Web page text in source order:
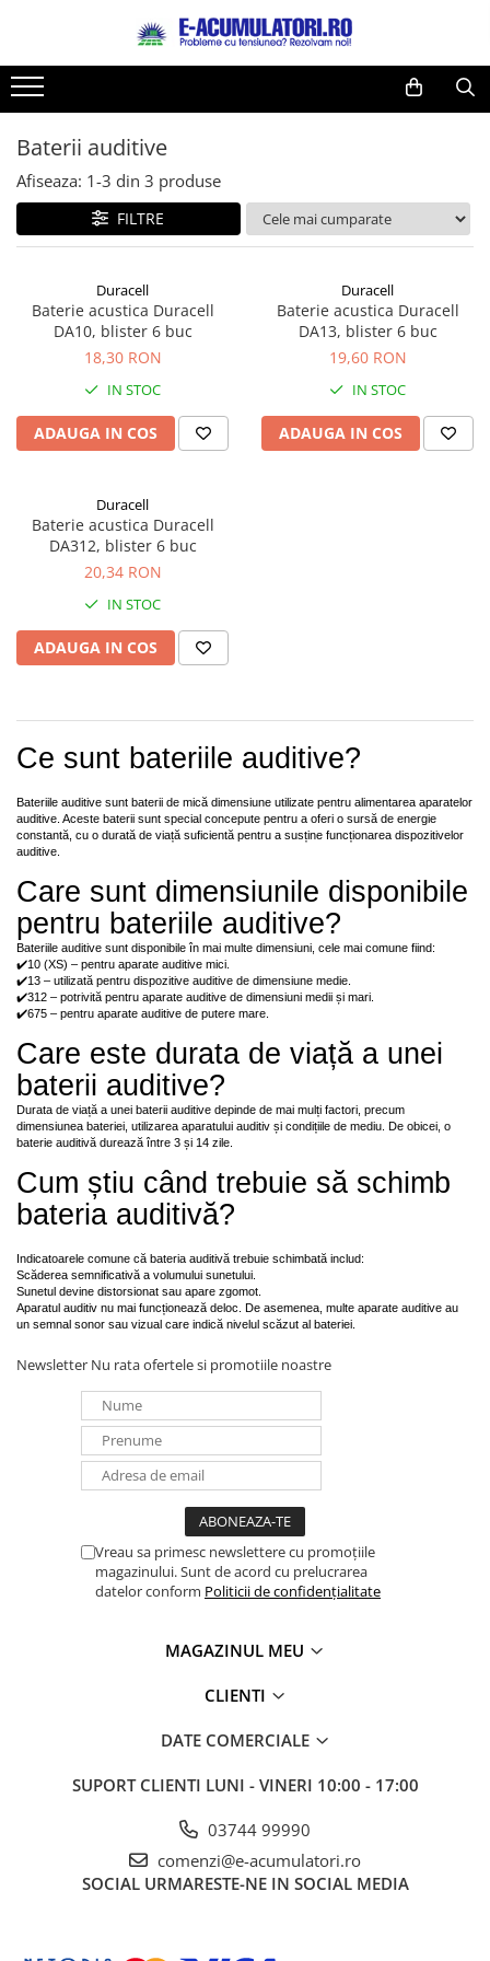
Toate Produsele
Acumulatori, Baterii si Incarcatoare
Uzuale
Baterii alcaline
Baterii litiu
Baterii rotunde argint
Baterii auditive
Accesorii baterii
Ni-MH
Incarcatoare acumulatori
Panouri fotovoltaice si accesorii
Panouri fotovoltaice
fotovoltaice
Accesorii
Invertoare On-grid
Controlere solare
MPPT
PWM
Convertoare de tensiune
Sisteme de stocare energie
LiFePO4
Pachete complete stocare energie
Sisteme fotovoltaice complete
Sisteme fotovoltaice de putere
mica (rulota/caravan/case de
vacanta)
Sisteme fotovoltaice profesionale
Pachete sisteme fotovoltaice
Statii de incarcare vehicule
Statii de incarcare
Cabluri de incarcare vehicule
electrice
Prize de incarcare vehicule
Accesorii
Turbine eoliene pentru casă
Acumulatori VRLA AGM/GEL /
Baterii si acumulatori gel si VRLA
Baterii si acumulatori AGM VRLA
Acumulatori Moto, ATV
Deep Cycle - Tractiune/Semi-
Reduceri de vara
Cabluri
Acumulatori
Diverse
Prelungitoare
Panouri fotovoltaice
Statii de incarcare EV
Baterii auditive
Afiseaza: 1-3 din 3 produse
FILTRE
Duracell
Baterie acustica Duracell
DA10, blister 6 buc
18,30 RON
IN STOC
ADAUGA IN COS
Duracell
Baterie acustica Duracell
DA13, blister 6 buc
19,60 RON
IN STOC
ADAUGA IN COS
Duracell
Baterie acustica Duracell
DA312, blister 6 buc
20,34 RON
IN STOC
ADAUGA IN COS
Ce sunt bateriile auditive?
Bateriile auditive sunt baterii de mică dimensiune utilizate pentru alimentarea aparatelor
auditive. Aceste baterii sunt special concepute pentru a oferi o sursă de energie
constantă, cu o durată de viață suficientă pentru a susține funcționarea dispozitivelor
auditive.
Care sunt dimensiunile disponibile
pentru bateriile auditive?
Bateriile auditive sunt disponibile în mai multe dimensiuni, cele mai comune fiind:
✔️10 (XS) – pentru aparate auditive mici.
✔️13 – utilizată pentru dispozitive auditive de dimensiune medie.
✔️312 – potrivită pentru aparate auditive de dimensiuni medii și mari.
✔️675 – pentru aparate auditive de putere mare.
Care este durata de viață a unei
baterii auditive?
Durata de viață a unei baterii auditive depinde de mai mulți factori, precum
dimensiunea bateriei, utilizarea aparatului auditiv și condițiile de mediu. De obicei, o
baterie auditivă durează între 3 și 14 zile.
Cum știu când trebuie să schimb
bateria auditivă?
Indicatoarele comune că bateria auditivă trebuie schimbată includ:
Scăderea semnificativă a volumului sunetului.
Sunetul devine distorsionat sau apare zgomot.
Aparatul auditiv nu mai funcționează deloc. De asemenea, multe aparate auditive au
un semnal sonor sau vizual care indică nivelul scăzut al bateriei.
Newsletter Nu rata ofertele si promotiile noastre
Vreau sa primesc newslettere cu promoțiile
magazinului. Sunt de acord cu prelucrarea
datelor conform Politicii de confidențialitate
MAGAZINUL MEU
CLIENTI
DATE COMERCIALE
SUPORT CLIENTI LUNI - VINERI 10:00 - 17:00
03744 99990
comenzi@e-acumulatori.ro
SOCIAL URMARESTE-NE IN SOCIAL MEDIA